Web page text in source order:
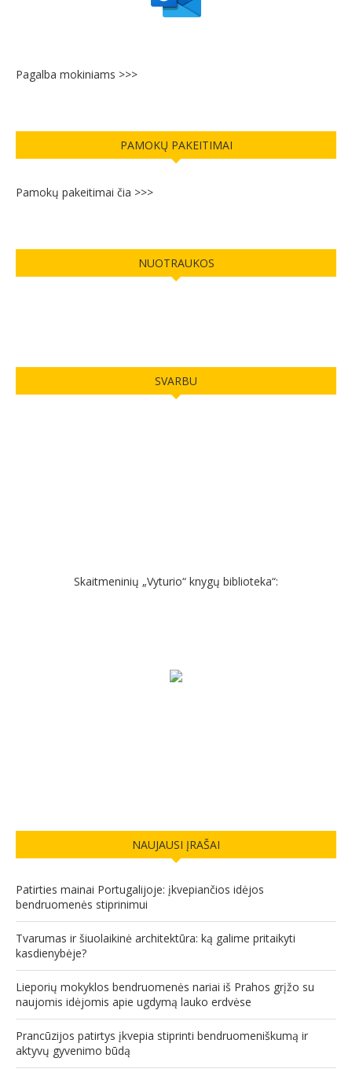
Pagalba mokiniams >>>
PAMOKŲ PAKEITIMAI
Pamokų pakeitimai čia >>>
NUOTRAUKOS
SVARBU
Skaitmeninių „Vyturio“ knygų biblioteka“:
NAUJAUSI ĮRAŠAI
Patirties mainai Portugalijoje: įkvepiančios idėjos
bendruomenės stiprinimui
Tvarumas ir šiuolaikinė architektūra: ką galime pritaikyti
kasdienybėje?
Lieporių mokyklos bendruomenės nariai iš Prahos grįžo su
naujomis idėjomis apie ugdymą lauko erdvėse
Prancūzijos patirtys įkvepia stiprinti bendruomeniškumą ir
aktyvų gyvenimo būdą